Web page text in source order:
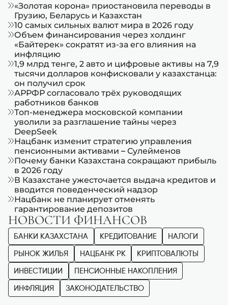
«Золотая корона» приостановила переводы в
Грузию, Беларусь и Казахстан
10 самых сильных валют мира в 2026 году
Объем финансирования через холдинг
«Байтерек» сократят из-за его влияния на
инфляцию
1,9 млрд тенге, 2 авто и цифровые активы на 7,9
тысячи долларов конфисковали у казахстанца:
он получил срок
АРРФР согласовало трёх руководящих
работников банков
Топ-менеджера московской компании
уволили за разглашение тайны через
DeepSeek
Нацбанк изменит стратегию управления
пенсионными активами – Сулейменов
Почему банки Казахстана сокращают прибыль
в 2026 году
В Казахстане ужесточается выдача кредитов и
вводится поведенческий надзор
Нацбанк не планирует отменять
гарантирование депозитов
НОВОСТИ ФИНАНСОВ
БАНКИ КАЗАХСТАНА КРЕДИТОВАНИЕ НАЛОГИ
РЫНОК ЖИЛЬЯ НАЦБАНК РК КРИПТОВАЛЮТЫ
ИНВЕСТИЦИИ ПЕНСИОННЫЕ НАКОПЛЕНИЯ
ИНФЛЯЦИЯ ЗАКОНОДАТЕЛЬСТВО